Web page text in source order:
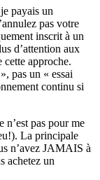
payais un
pas votre
inscrit à un
d’attention aux
approche.
pas un « essai
continu si
n’est pas pour me
La principale
n’avez JAMAIS à
achetez un